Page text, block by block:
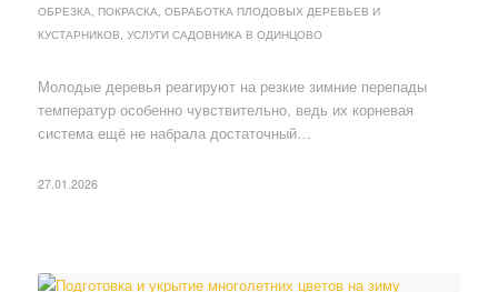
ОБРЕЗКА, ПОКРАСКА, ОБРАБОТКА ПЛОДОВЫХ ДЕРЕВЬЕВ И
КУСТАРНИКОВ УСЛУГИ САДОВНИКА В ОДИНЦОВО
Молодые деревья реагируют на резкие зимние перепады
температур особенно чувствительно, ведь их корневая
система ещё не набрала достаточный…
27.01.2026